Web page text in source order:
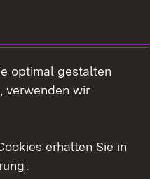
optimal gestalten
verwenden wir
erhalten Sie in
.